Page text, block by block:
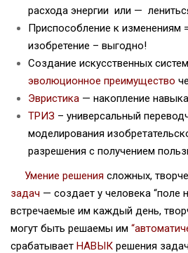
расхода энергии или —
Приспособление к изменениям
изобретение – выгодно!
Создание искусственных
эволюционное преимущество
Эвристика — накопление
ТРИЗ – универсальный
моделирования
разрешения с получением
Умение решения сложных,
задач — создает у человека “поле
встречаемые им каждый день,
могут быть решаемы им
срабатывает НАВЫК решения